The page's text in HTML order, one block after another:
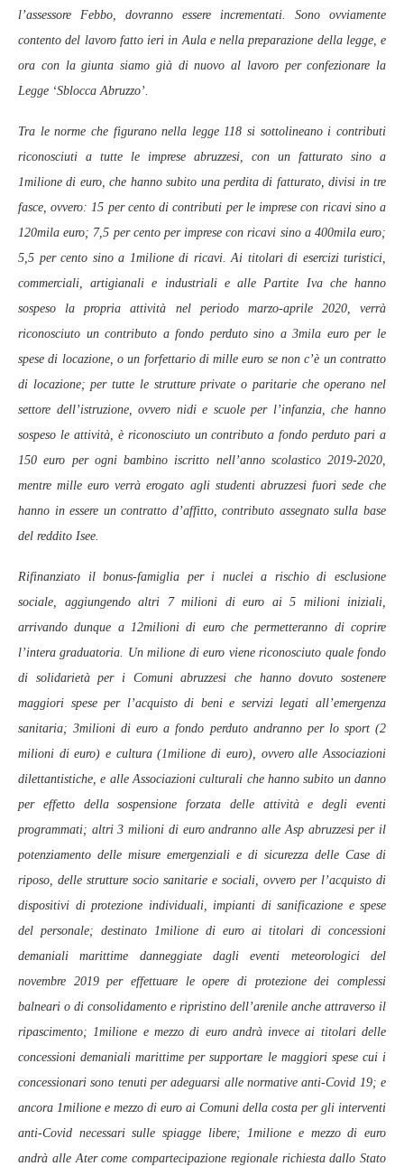
l’assessore Febbo, dovranno essere incrementati. Sono ovviamente
contento del lavoro fatto ieri in Aula e nella preparazione della legge, e
ora con la giunta siamo già di nuovo al lavoro per confezionare la
Legge ‘Sblocca Abruzzo’.
Tra le norme che figurano nella legge 118 si sottolineano i contributi
riconosciuti a tutte le imprese abruzzesi, con un fatturato sino a
1milione di euro, che hanno subito una perdita di fatturato, divisi in tre
fasce, ovvero: 15 per cento di contributi per le imprese con ricavi sino a
120mila euro; 7,5 per cento per imprese con ricavi sino a 400mila euro;
5,5 per cento sino a 1milione di ricavi. Ai titolari di esercizi turistici,
commerciali, artigianali e industriali e alle Partite Iva che hanno
sospeso la propria attività nel periodo marzo-aprile 2020, verrà
riconosciuto un contributo a fondo perduto sino a 3mila euro per le
spese di locazione, o un forfettario di mille euro se non c’è un contratto
di locazione; per tutte le strutture private o paritarie che operano nel
settore dell’istruzione, ovvero nidi e scuole per l’infanzia, che hanno
sospeso le attività, è riconosciuto un contributo a fondo perduto pari a
150 euro per ogni bambino iscritto nell’anno scolastico 2019-2020,
mentre mille euro verrà erogato agli studenti abruzzesi fuori sede che
hanno in essere un contratto d’affitto, contributo assegnato sulla base
del reddito Isee.
Rifinanziato il bonus-famiglia per i nuclei a rischio di esclusione
sociale, aggiungendo altri 7 milioni di euro ai 5 milioni iniziali,
arrivando dunque a 12milioni di euro che permetteranno di coprire
l’intera graduatoria. Un milione di euro viene riconosciuto quale fondo
di solidarietà per i Comuni abruzzesi che hanno dovuto sostenere
maggiori spese per l’acquisto di beni e servizi legati all’emergenza
sanitaria; 3milioni di euro a fondo perduto andranno per lo sport (2
milioni di euro) e cultura (1milione di euro), ovvero alle Associazioni
dilettantistiche, e alle Associazioni culturali che hanno subito un danno
per effetto della sospensione forzata delle attività e degli eventi
programmati; altri 3 milioni di euro andranno alle Asp abruzzesi per il
potenziamento delle misure emergenziali e di sicurezza delle Case di
riposo, delle strutture socio sanitarie e sociali, ovvero per l’acquisto di
dispositivi di protezione individuali, impianti di sanificazione e spese
del personale; destinato 1milione di euro ai titolari di concessioni
demaniali marittime danneggiate dagli eventi meteorologici del
novembre 2019 per effettuare le opere di protezione dei complessi
balneari o di consolidamento e ripristino dell’arenile anche attraverso il
ripascimento; 1milione e mezzo di euro andrà invece ai titolari delle
concessioni demaniali marittime per supportare le maggiori spese cui i
concessionari sono tenuti per adeguarsi alle normative anti-Covid 19; e
ancora 1milione e mezzo di euro ai Comuni della costa per gli interventi
anti-Covid necessari sulle spiagge libere; 1milione e mezzo di euro
andrà alle Ater come compartecipazione regionale richiesta dallo Stato